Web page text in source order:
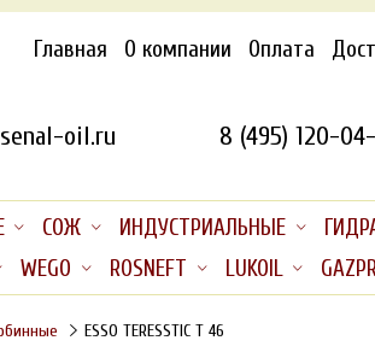
Главная О компании Оплата
oil.ru 8 (495) 120-
СОЖ ИНДУСТРИАЛЬНЫЕ
WEGO ROSNEFT LUKOIL
ESSO TERESSTIC T 46